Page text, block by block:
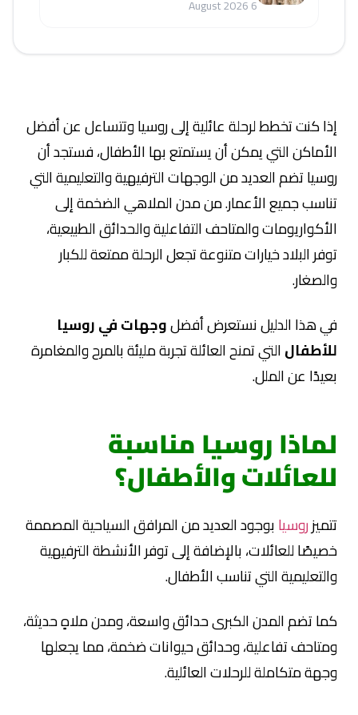
إذا كنت تخطط لرحلة عائلية إلى روسيا وتتساءل عن أفضل
الأماكن التي يمكن أن يستمتع بها الأطفال، فستجد أن
روسيا تضم العديد من الوجهات الترفيهية والتعليمية التي
تناسب جميع الأعمار. من مدن الملاهي الضخمة إلى
الأكواريومات والمتاحف التفاعلية والحدائق الطبيعية،
توفر البلاد خيارات متنوعة تجعل الرحلة ممتعة للكبار
والصغار.
في هذا الدليل نستعرض أفضلوجهات في روسيا
للأطفالالتي تمنح العائلة تجربة مليئة بالمرح والمغامرة
بعيدًا عن الملل.
لماذا روسيا مناسبة
للعائلات والأطفال؟
تتميزروسيابوجود العديد من المرافق السياحية المصممة
خصيصًا للعائلات، بالإضافة إلى توفر الأنشطة الترفيهية
والتعليمية التي تناسب الأطفال.
كما تضم المدن الكبرى حدائق واسعة، ومدن ملاهٍ حديثة،
ومتاحف تفاعلية، وحدائق حيوانات ضخمة، مما يجعلها
وجهة متكاملة للرحلات العائلية.
6 August 2026